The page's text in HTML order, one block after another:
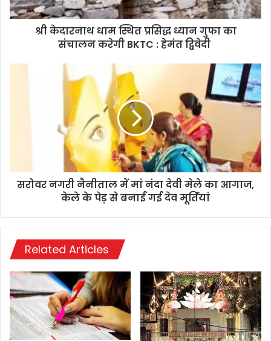
श्री केदारनाथ धाम स्थित प्रसिद्ध ध्यान गुफा का
संचालन करेगी BKTC : हेमंत द्विवेदी
सरोवर नगरी नैनीताल में मां नंदा देवी मेले का आगाज,
केले के पेड़ से बनाई गई देव मूर्तियां
Related Articles